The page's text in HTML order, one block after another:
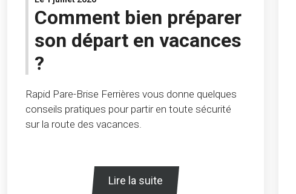
Comment bien préparer
son départ en vacances
?
Rapid Pare-Brise Ferrières vous donne quelques
conseils pratiques pour partir en toute sécurité
sur la route des vacances.
Lire la suite